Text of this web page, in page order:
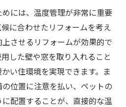
には、温度管理が非常に重要
に合わせたリフォームを考え
させるリフォームが効果的で
した壁や窓を取り入れること
い住環境を実現できます。ま
位置に注意を払い、ペットの
配置することが、直接的な温